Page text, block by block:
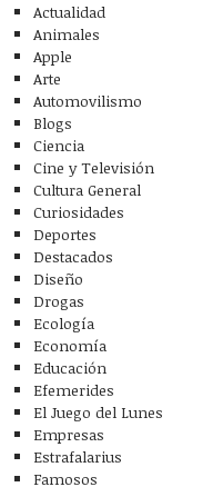
Actualidad
Animales
Apple
Arte
Automovilismo
Blogs
Ciencia
Cine y Televisión
Cultura General
Curiosidades
Deportes
Destacados
Diseño
Drogas
Ecología
Economía
Educación
Efemerides
El Juego del Lunes
Empresas
Estrafalarius
Famosos